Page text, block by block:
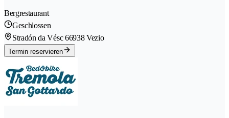
Bergrestaurant
Geschlossen
Stradón da Vésc 66938 Vezio
Termin reservieren